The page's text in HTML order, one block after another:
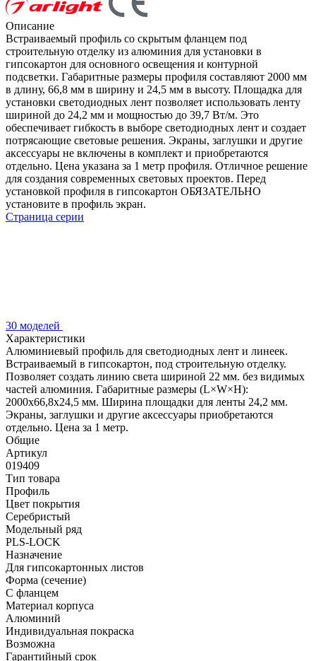
Описание
Встраиваемый профиль со скрытым фланцем под
строительную отделку из алюминия для установки в
гипсокартон для основного освещения и контурной
подсветки. Габаритные размеры профиля составляют 2000 мм
в длину, 66,8 мм в ширину и 24,5 мм в высоту. Площадка для
установки светодиодных лент позволяет использовать ленту
шириной до 24,2 мм и мощностью до 39,7 Вт/м. Это
обеспечивает гибкость в выборе светодиодных лент и создает
потрясающие световые решения. Экраны, заглушки и другие
аксессуары не включены в комплект и приобретаются
отдельно. Цена указана за 1 метр профиля. Отличное решение
для создания современных световых проектов. Перед
установкой профиля в гипсокартон ОБЯЗАТЕЛЬНО
установите в профиль экран.
Страница серии
30 моделей
Характеристики
Алюминиевый профиль для светодиодных лент и линеек.
Встраиваемый в гипсокартон, под строительную отделку.
Позволяет создать линию света шириной 22 мм. без видимых
частей алюминия. Габаритные размеры (L×W×H):
2000x66,8x24,5 мм. Ширина площадки для ленты 24,2 мм.
Экраны, заглушки и другие аксессуары приобретаются
отдельно. Цена за 1 метр.
Общие
Артикул
019409
Тип товара
Профиль
Цвет покрытия
Серебристый
Модельный ряд
PLS-LOCK
Назначение
Для гипсокартонных листов
Форма (сечение)
С фланцем
Материал корпуса
Алюминий
Индивидуальная покраска
Возможна
Гарантийный срок